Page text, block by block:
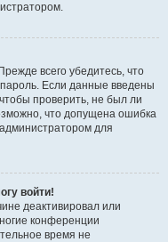
всего убедитесь, что
Если данные введены
проверить, не был ли
что допущена ошибка
для
войти!
деактивировал или
конференции
время не